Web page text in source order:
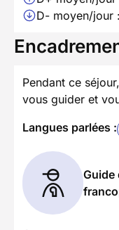
D- moyen/jour
Pendant ce
vous guider et
Langues parlées :
Guide